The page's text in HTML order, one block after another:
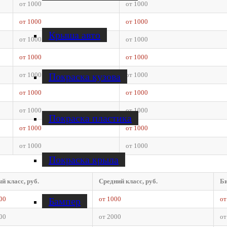
Крыша авто
Покраска кузова
Покраска пластика
Покраска крыла
Бампер
от 1000 от 1000
от 1000 от 1000
от 1000 от 1000
от 1000 от 1000
от 1000 от 1000
от 1000 от 1000
от 1000 от 1000
от 1000 от 1000
от 1000 от 1000
класс, руб. Средний класс, руб.
от 1000
от 2000